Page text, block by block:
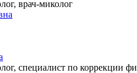
врач-миколог
специалист по коррекции